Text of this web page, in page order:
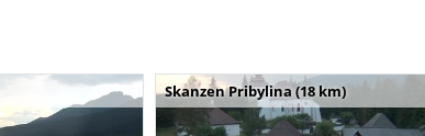
Skanzen Pribylina (18 km)